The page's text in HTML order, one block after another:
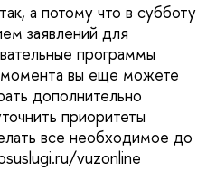
а потому что в субботу
заявлений для
программы
момента вы еще можете
дополнительно
приоритеты
все необходимое до
vuzonline